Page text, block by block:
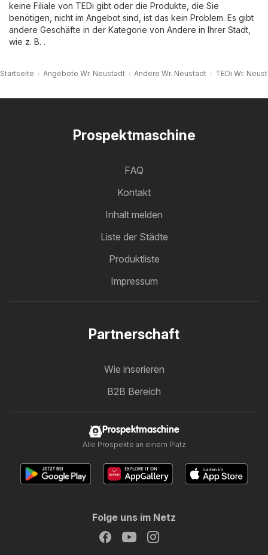
keine Filiale von TEDi gibt oder die Produkte, die Sie
benötigen, nicht im Angebot sind, ist das kein Problem. Es gibt
andere Geschäfte in der Kategorie von Andere in Ihrer Stadt,
wie z. B. .
Startseite Angebote Wr. Neustadt Andere Wr. Neustadt TEDi Wr.
Prospektmaschine
FAQ
Kontakt
Inhalt melden
Liste der Städte
Produktliste
Impressum
Partnerschaft
Wie inserieren
B2B Bereich
Prospektmaschine
Alle Prospekte an einem Platz
Folge uns im Netz